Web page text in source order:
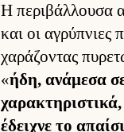
Η περιβάλ­λουσα
και οι αγρύπνιες
χαράζοντας
«ήδη, ανάμεσα
έδει­χνε το